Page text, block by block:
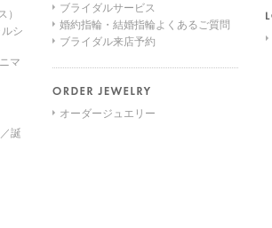
）
シ
マ
誕
ブライダルサービス
婚約指輪・結婚指輪よくあるご質問
ブライダル来店予約
オーダージュエリー